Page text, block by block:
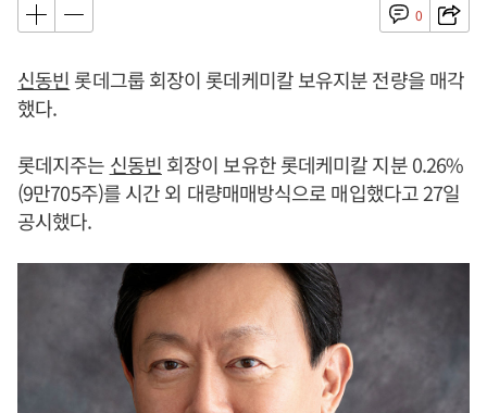
0
신동빈롯데그룹 회장이 롯데케미칼 보유지분 전량을 매각
했다.
롯데지주는 신동빈 회장이 보유한 롯데케미칼 지분 0.26%
(9만705주)를 시간 외 대량매매방식으로 매입했다고 27일
공시했다.